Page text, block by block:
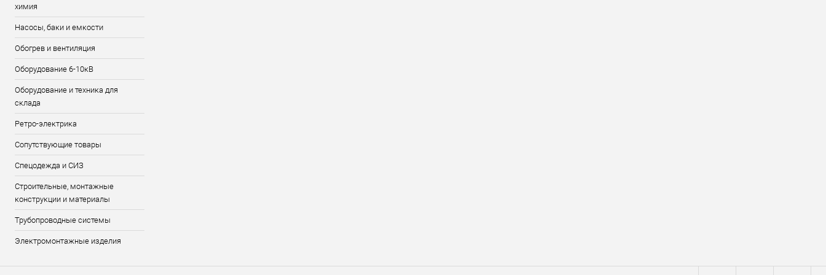
химия
Насосы, баки и емкости
Обогрев и вентиляция
Оборудование 6-10кВ
Оборудование и техника для
склада
Ретро-электрика
Сопутствующие товары
Спецодежда и СИЗ
Строительные, монтажные
конструкции и материалы
Трубопроводные системы
Электромонтажные изделия